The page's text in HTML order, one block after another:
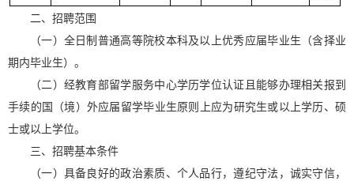
二、招聘范围
（一）全日制普通高等院校本科及以上优秀应届毕业生（含择业
期内毕业生）。
（二）经教育部留学服务中心学历学位认证且能够办理相关报到
手续的国（境）外应届留学毕业生原则上应为研究生或以上学历、硕
士或以上学位。
三、招聘基本条件
（一）具备良好的政治素质、个人品行，遵纪守法，诚实守信，